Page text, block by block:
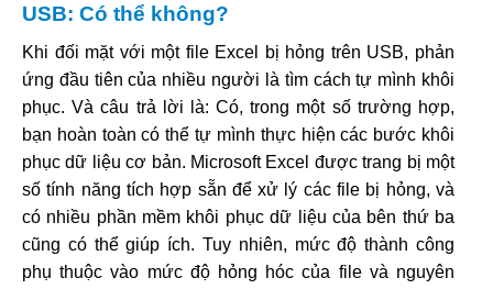
USB: Có thể không?
Khi đối mặt với một file Excel bị hỏng trên USB, phản
ứng đầu tiên của nhiều người là tìm cách tự mình khôi
phục. Và câu trả lời là: Có, trong một số trường hợp,
bạn hoàn toàn có thể tự mình thực hiện các bước khôi
phục dữ liệu cơ bản. Microsoft Excel được trang bị một
số tính năng tích hợp sẵn để xử lý các file bị hỏng, và
có nhiều phần mềm khôi phục dữ liệu của bên thứ ba
cũng có thể giúp ích. Tuy nhiên, mức độ thành công
phụ thuộc vào mức độ hỏng hóc của file và nguyên